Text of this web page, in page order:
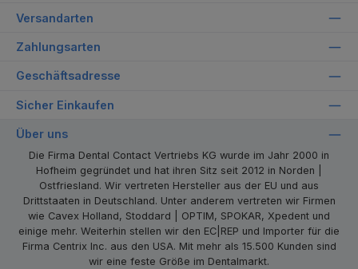
Versandarten
Zahlungsarten
Geschäftsadresse
Sicher Einkaufen
Über uns
Die Firma Dental Contact Vertriebs KG wurde im Jahr 2000 in
Hofheim gegründet und hat ihren Sitz seit 2012 in Norden |
Ostfriesland. Wir vertreten Hersteller aus der EU und aus
Drittstaaten in Deutschland. Unter anderem vertreten wir Firmen
wie Cavex Holland, Stoddard | OPTIM, SPOKAR, Xpedent und
einige mehr. Weiterhin stellen wir den EC|REP und Importer für die
Firma Centrix Inc. aus den USA. Mit mehr als 15.500 Kunden sind
wir eine feste Größe im Dentalmarkt.